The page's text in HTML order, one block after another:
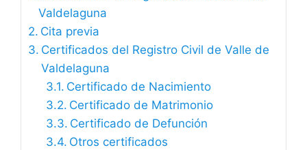
Valdelaguna
Cita previa
Certificados del Registro Civil de Valle de
Valdelaguna
Certificado de Nacimiento
Certificado de Matrimonio
Certificado de Defunción
Otros certificados